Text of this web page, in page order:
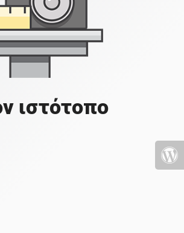
ιστότοπο